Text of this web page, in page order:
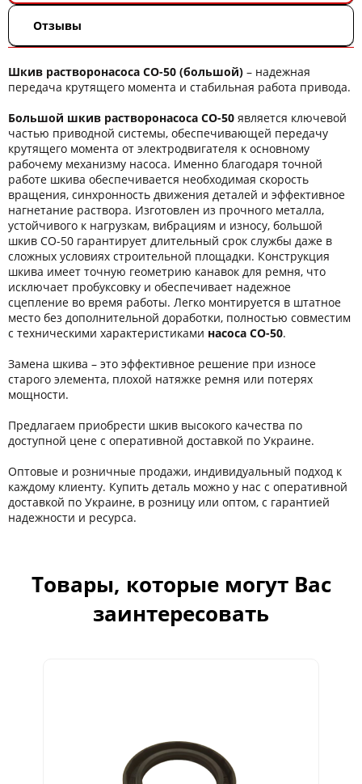
Отзывы
Шкив растворонасоса СО-50 (большой) – надежная
передача крутящего момента и стабильная работа привода.
Большой шкив растворонасоса СО-50 является ключевой
частью приводной системы, обеспечивающей передачу
крутящего момента от электродвигателя к основному
рабочему механизму насоса. Именно благодаря точной
работе шкива обеспечивается необходимая скорость
вращения, синхронность движения деталей и эффективное
нагнетание раствора. Изготовлен из прочного металла,
устойчивого к нагрузкам, вибрациям и износу, большой
шкив СО-50 гарантирует длительный срок службы даже в
сложных условиях строительной площадки. Конструкция
шкива имеет точную геометрию канавок для ремня, что
исключает пробуксовку и обеспечивает надежное
сцепление во время работы. Легко монтируется в штатное
место без дополнительной доработки, полностью совместим
с техническими характеристиками насоса СО-50.
Замена шкива – это эффективное решение при износе
старого элемента, плохой натяжке ремня или потерях
мощности.
Предлагаем приобрести шкив высокого качества по
доступной цене с оперативной доставкой по Украине.
Оптовые и розничные продажи, индивидуальный подход к
каждому клиенту. Купить деталь можно у нас с оперативной
доставкой по Украине, в розницу или оптом, с гарантией
надежности и ресурса.
Товары, которые могут Вас
заинтересовать